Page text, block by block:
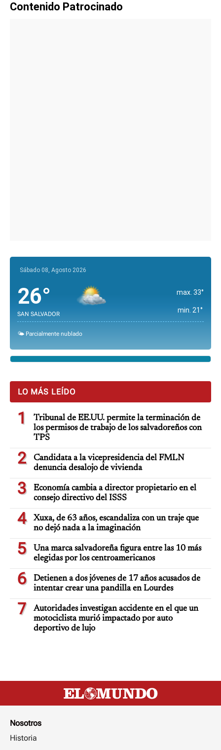
Contenido Patrocinado
Sábado 08, Agosto 2026
26°
SAN SALVADOR
max. 33°
min. 21°
🌤️ Parcialmente nublado
LO MÁS LEÍDO
1
Tribunal de EE.UU. permite la terminación de
los permisos de trabajo de los salvadoreños con
TPS
2
Candidata a la vicepresidencia del FMLN
denuncia desalojo de vivienda
3
Economía cambia a director propietario en el
consejo directivo del ISSS
4
Xuxa, de 63 años, escandaliza con un traje que
no dejó nada a la imaginación
5
Una marca salvadoreña figura entre las 10 más
elegidas por los centroamericanos
6
Detienen a dos jóvenes de 17 años acusados de
intentar crear una pandilla en Lourdes
7
Autoridades investigan accidente en el que un
motociclista murió impactado por auto
deportivo de lujo
Nosotros
Historia